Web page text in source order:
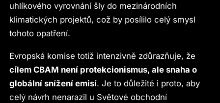
uhlíkového vyrovnání šly do mezinárodních
klimatických projektů, což by posílilo celý smysl
tohoto opatření.
Evropská komise totiž intenzivně zdůrazňuje, že
cílem CBAM není protekcionismus, ale snaha o
globální snížení emisí. Je to důležité i proto, aby
celý návrh nenarazil u Světové obchodní